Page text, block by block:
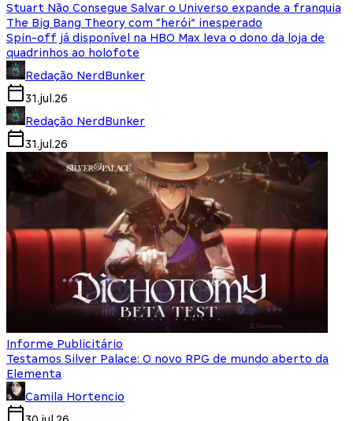
Stuart Não Consegue Salvar o Universo expande a franquia
The Big Bang Theory com “herói” inesperado
Spin-off já disponível na HBO Max leva o dono da loja de
quadrinhos ao holofote
Redação NerdBunker
31.jul.26
Redação NerdBunker
31.jul.26
Informe Publicitário
Testamos Silver Palace: O novo RPG de mundo aberto da
Elementa
Camila Hortencio